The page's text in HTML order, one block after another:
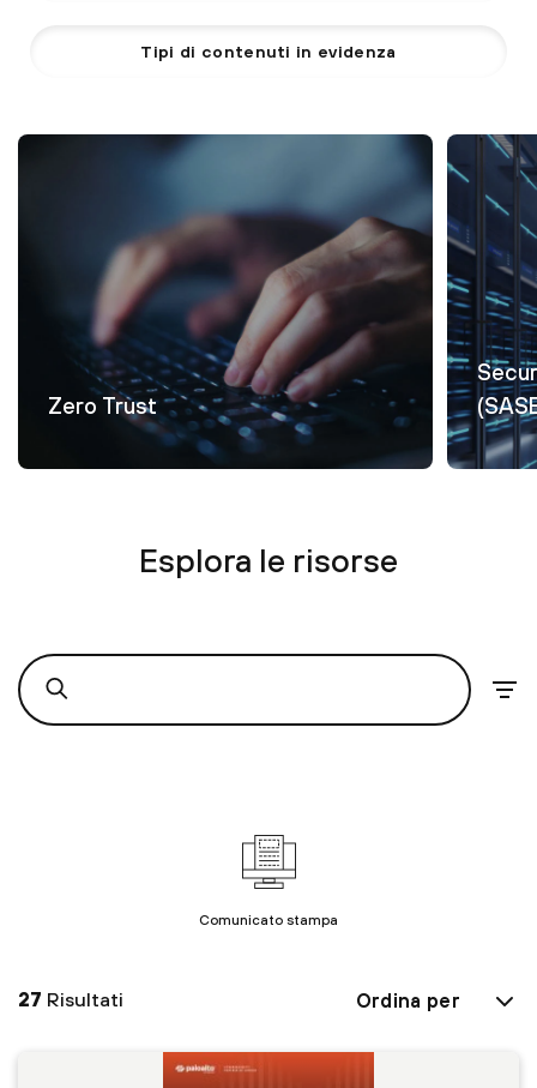
Tipi di contenuti in evidenza
Zero Trust
Esplora le risorse
Comunicato stampa
27 Risultati Ordina per